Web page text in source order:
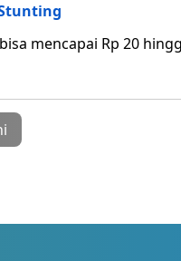
mencapai Rp 20